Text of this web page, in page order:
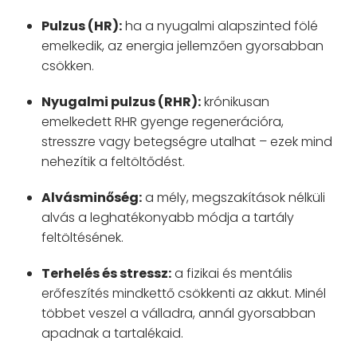
Pulzus (HR):ha a nyugalmi alapszinted fölé
emelkedik, az energia jellemzően gyorsabban
csökken.
Nyugalmi pulzus (RHR):krónikusan
emelkedett RHR gyenge regenerációra,
stresszre vagy betegségre utalhat – ezek mind
nehezítik a feltöltődést.
Alvásminőség:a mély, megszakítások nélküli
alvás a leghatékonyabb módja a tartály
feltöltésének.
Terhelés és stressz:a fizikai és mentális
erőfeszítés mindkettő csökkenti az akkut. Minél
többet veszel a válladra, annál gyorsabban
apadnak a tartalékaid.